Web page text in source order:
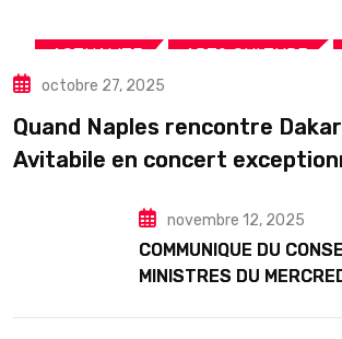
ACTUALITE ART& CULTURE
TOURISME
octobre 27, 2025
Quand Naples rencontre
Avitabile en concert
novembre 12, 2025
COMMUNIQUE DU
MINISTRES DU